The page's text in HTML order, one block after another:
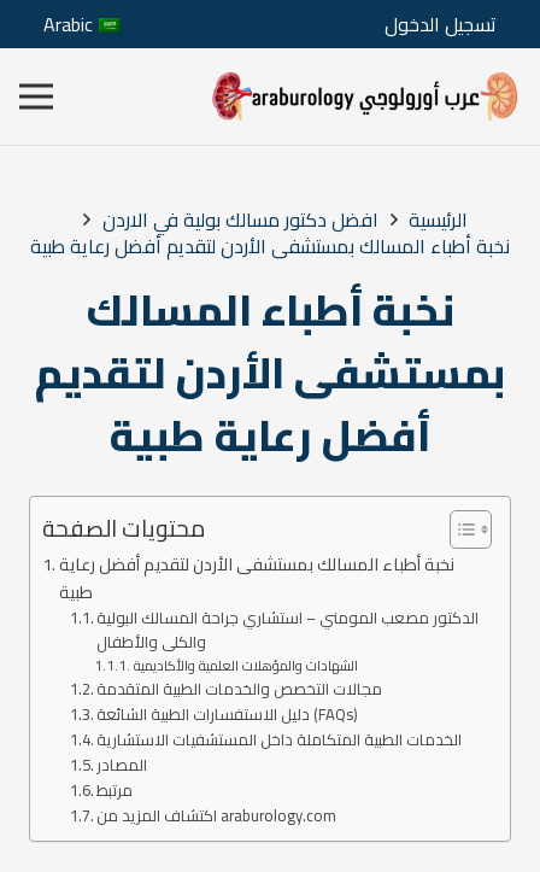
تسجيل الدخول Arabic
الرئيسية افضل دكتور مسالك بولية في الاردن
نخبة أطباء المسالك بمستشفى الأردن لتقديم أفضل رعاية طبية
نخبة أطباء المسالك
بمستشفى الأردن لتقديم
أفضل رعاية طبية
محتويات الصفحة
نخبة أطباء المسالك بمستشفى الأردن لتقديم أفضل رعاية
طبية
الدكتور مصعب المومني – استشاري جراحة المسالك البولية
والكلى والأطفال
الشهادات والمؤهلات العلمية والأكاديمية
مجالات التخصص والخدمات الطبية المتقدمة
دليل الاستفسارات الطبية الشائعة (FAQs)
الخدمات الطبية المتكاملة داخل المستشفيات الاستشارية
المصادر
مرتبط
اكتشاف المزيد من araburology.com